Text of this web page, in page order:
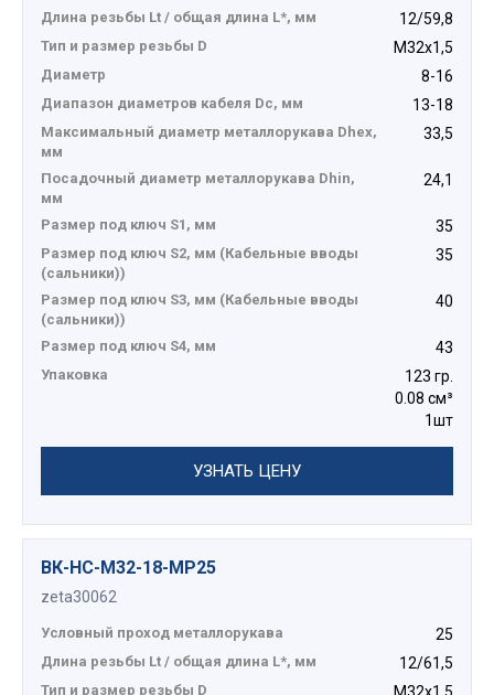
Длина резьбы Lt / общая длина L*, мм 12/59,8
Тип и размер резьбы D М32х1,5
Диаметр 8-16
Диапазон диаметров кабеля Dc, мм 13-18
Максимальный диаметр металлорукава Dhex,
мм
33,5
Посадочный диаметр металлорукава Dhin,
мм
24,1
Размер под ключ S1, мм 35
Размер под ключ S2, мм (Кабельные вводы
(сальники))
35
Размер под ключ S3, мм (Кабельные вводы
(сальники))
40
Размер под ключ S4, мм 43
Упаковка
123 гр.
0.08 см³
1шт
УЗНАТЬ ЦЕНУ
ВК-НС-М32-18-МР25
zeta30062
Условный проход металлорукава 25
Длина резьбы Lt / общая длина L*, мм 12/61,5
Тип и размер резьбы D М32х1,5